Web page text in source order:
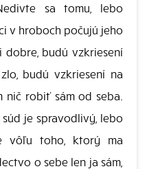
sa tomu, lebo
v hroboch počujú jeho
budú vzkriesení
budú vzkriesení na
nič robiť sám od seba.
je spravodlivý, lebo
vôľu toho, ktorý ma
o sebe len ja sám,